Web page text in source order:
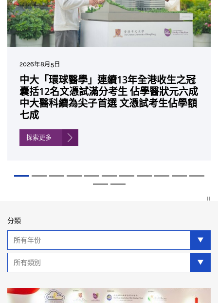
2026年8月5日
中大「環球醫學」連續13年全港收生之冠
囊括12名文憑試滿分考生 佔學醫狀元六成
中大醫科續為尖子首選 文憑試考生佔學額
七成
探索更多
2026年7月10日
中大研發「AI-OCT」系統助測糖尿黃斑水
腫 假陽性轉介個案銳減六成 縮短患者輪
候診症時間
2026年7月10日
中大黃秀娟教授獲頒中國工程界最高榮譽
「光華工程科技獎」 成為今屆醫藥衞生領
域唯一香港學者
2026年7月7日
中大新設「香港中文大學鳳凰獎學金」嘉
許公開試狀元 鼓勵學醫狀元走出課堂放眼
世界 裝備21世紀妙手仁醫
2026年6月29日
中大全新一站式PGT-Plus方案 精準辨識
傳統檢測中複雜基因異常「盲點」 降低人
工受孕流產及異常妊娠風險
2026年6月22日
中大發現青光眼治療新靶點 小鼠實驗證實
可恢復七成視力 有助開創嶄新神經保護療
法
2026年6月17日
中大成功拆解肝癌免疫治療耐藥性機制 揭
一種免疫細胞具「除廢餵食」新功能助癌
細胞耐藥性
2026年6月10日
中大與多名全球專家共同牽頭跨國肺癌研
究 逾半晚期ALK陽性肺癌病人七年無惡化
因特定基因異常而引起的肺癌有望變成
「慢性病」 患者可與病共存
探索更多
2026年6月5日
中大教授陳重娥獲頒「清野裕傑出領袖
獎」 成為本港首名學者榮膺亞洲糖尿病教
研最高榮譽
2026年6月2日
中大匯聚逾200位區域專家 探討私人醫療
保險如何推動全民健康覆蓋
探索更多
2026年5月19日
中大張源津醫生成首位亞洲研究員 榮獲國
際泌尿科權威獎項John K. Lattimer 講座
獎
2026年5月14日
中大取得「從實驗室到臨床應用」研究突
破 初步證實GLP-1藥物可改善嚴重中風康
復情況
分類
類
類